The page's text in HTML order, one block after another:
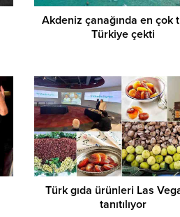
Akdeniz çanağında en çok
Türkiye çekti
Türk gıda ürünleri Las
tanıtılıyor